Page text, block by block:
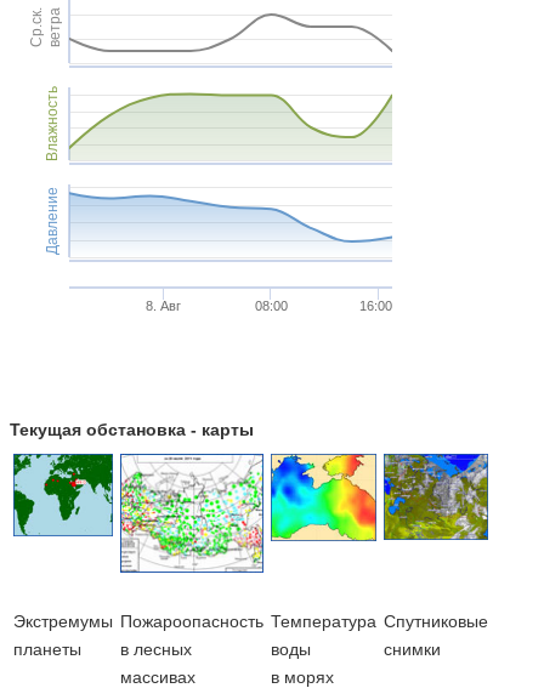
Ср.ск.ветра
Влажность
Давление
8. Авг 08:00 16:00
Текущая обстановка - карты
Экстремумы
планеты
Пожароопасность
в лесных
массивах
Температура
воды
в морях
Cпутниковые
снимки